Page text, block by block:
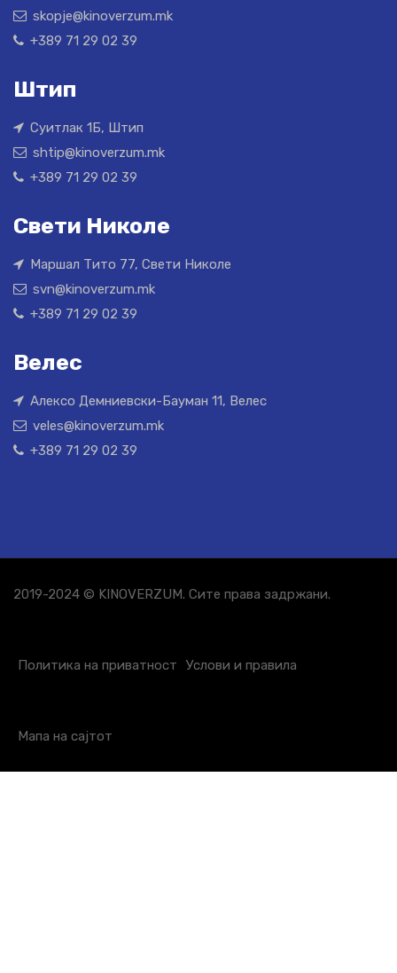
skopje@kinoverzum.mk
+389 71 29 02 39
Штип
Суитлак 1Б, Штип
shtip@kinoverzum.mk
+389 71 29 02 39
Свети Николе
Маршал Тито 77, Свети Николе
svn@kinoverzum.mk
+389 71 29 02 39
Велес
Алексо Демниевски-Бауман 11, Велес
veles@kinoverzum.mk
+389 71 29 02 39
2019-2024 © KINOVERZUM. Сите права задржани.
Политика на приватност Услови и правила
Мапа на сајтот